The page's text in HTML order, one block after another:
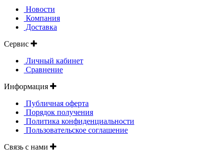
Новости
Компания
Доставка
Сервис
Личный кабинет
Сравнение
Информация
Публичная оферта
Порядок получения
Политика конфиденциальности
Пользовательское соглашение
Связь с нами